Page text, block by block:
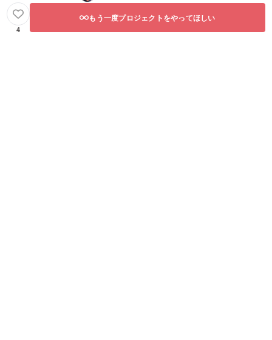
4
もう一度プロジェクトをやってほしい